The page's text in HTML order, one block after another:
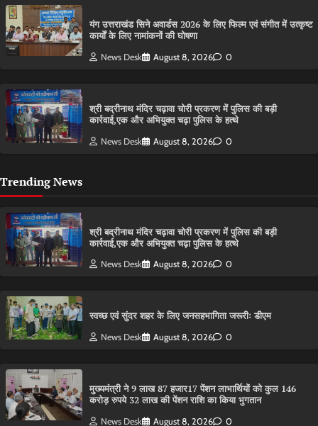
यंग उत्तराखंड सिने अवार्डस 2026 के लिए फिल्म एवं संगीत में उत्कृष्ट
कार्यों के लिए नामांकनों की घोषणा
News Desk August 8, 2026 0
श्री बद्रीनाथ मंदिर चढ़ावा चोरी प्रकरण में पुलिस की बड़ी
कार्रवाई,एक और अभियुक्त चढ़ा पुलिस के हत्थे
News Desk August 8, 2026 0
Trending News
श्री बद्रीनाथ मंदिर चढ़ावा चोरी प्रकरण में पुलिस की बड़ी
कार्रवाई,एक और अभियुक्त चढ़ा पुलिस के हत्थे
News Desk August 8, 2026 0
स्वच्छ एवं सुंदर शहर के लिए जनसहभागिता जरूरीः डीएम
News Desk August 8, 2026 0
मुख्यमंत्री ने 9 लाख 87 हजार17 पेंशन लाभार्थियों को कुल 146
करोड़ रुपये 32 लाख की पेंशन राशि का किया भुगतान
News Desk August 8, 2026 0